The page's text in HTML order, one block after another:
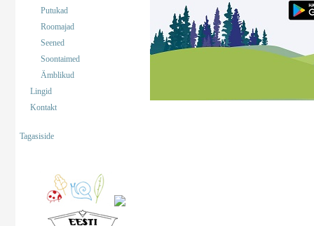
Putukad
Roomajad
Seened
Soontaimed
Ämblikud
Lingid
Kontakt
Tagasiside